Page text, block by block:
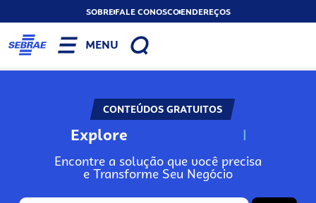
SOBREFALE CONOSCOENDEREÇOS
MENU
CONTEÚDOS GRATUITOS
Explore N
Encontre a solução que você precisa
e Transforme Seu Negócio